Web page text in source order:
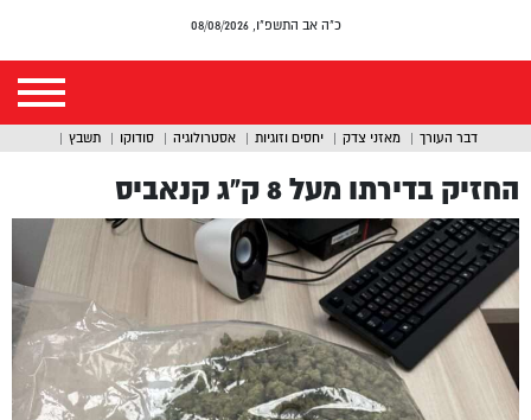
כ"ה אב התשפ"ו, 08/08/2026
דבר העורך מאזני צדק יחסים וזוגיות אסטרולוגיה סודוקו תשבץ
החזיק בדירתו מעל 8 ק”ג קנאביס